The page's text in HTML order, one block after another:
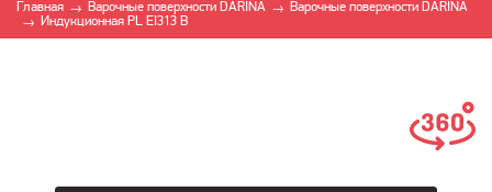
Главная → Варочные поверхности DARINA →
Варочные поверхности DARINA
→
Индукционная PL EI313 B